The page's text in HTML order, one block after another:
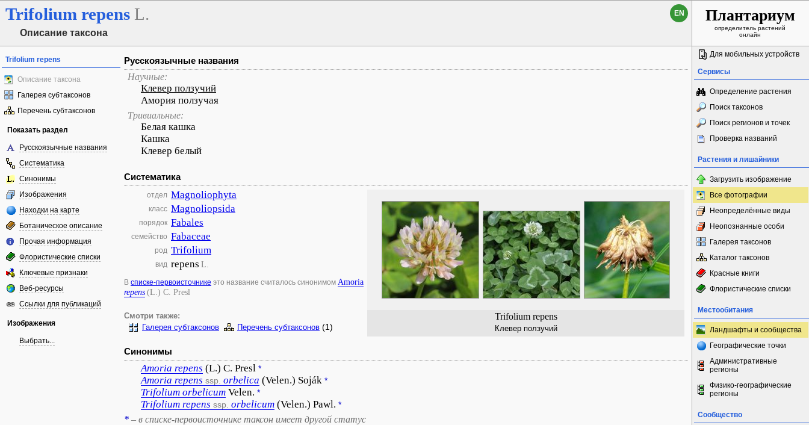
Trifolium repens L.
Описание таксона
EN Плантариум
определитель растений
онлайн
Trifolium repens
Описание таксона
Галерея субтаксонов
Перечень субтаксонов
Показать раздел
Русскоязычные названия
Систематика
Синонимы
Изображения
Находки на карте
Ботаническое описание
Прочая информация
Флористические списки
Ключевые признаки
Веб-ресурсы
Ссылки для публикаций
Изображения
Выбрать...
Русскоязычные названия
Научные:
Клевер ползучий
Амория ползучая
Тривиальные:
Белая кашка
Кашка
Клевер белый
Систематика
Trifolium repens
Клевер ползучий
отдел Magnoliophyta
класс Magnoliopsida
порядок Fabales
семейство Fabaceae
род Trifolium
вид repens L.
В списке-первоисточнике это название считалось синонимом Amoria
repens(L.) C. Presl
Смотри также:
Галерея субтаксонов
Перечень субтаксонов (1)
Синонимы
Amoria repens (L.) C. Presl *
Amoria repens ssp. orbelica (Velen.) Soják *
Trifolium orbelicum Velen. *
Trifolium repens ssp. orbelicum (Velen.) Pawl. *
* – в списке-первоисточнике таксон имеет другой статус
Для мобильных устройств
Сервисы
Определение растения
Поиск таксонов
Поиск регионов и точек
Проверка названий
Растения и лишайники
Загрузить изображение
Все фотографии
Неопределённые виды
Неопознанные особи
Галерея таксонов
Каталог таксонов
Красные книги
Флористические списки
Местообитания
Ландшафты и сообщества
Географические точки
Административные
регионы
Физико-географические
регионы
Сообщество